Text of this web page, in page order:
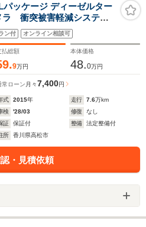
ッケージ ディーゼルター
衝突被害軽減システ
ラレコ スマートキー
クルコン 純正16インチ
エアコン
ン付 オンライン相談可
払総額
9万円
本体価格
48.0万円
常ローン 月々7,400円
式 2015年 走行 7.6万km
検
'28/03 修復
なし
証
保証付 整備
法定整備付
所
香川県高松市
・見積依頼